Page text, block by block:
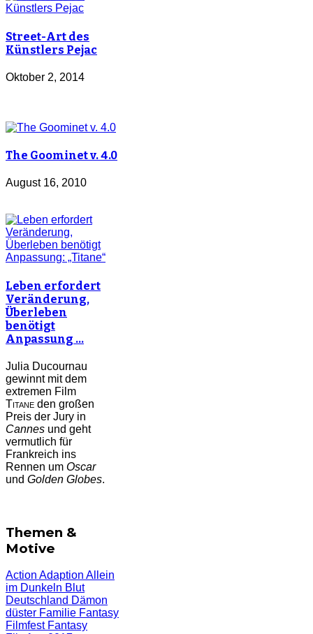
Street-Art des
Künstlers Pejac
Oktober 2, 2014
The Goominet v. 4.0
August 16, 2010
Leben erfordert
Veränderung,
Überleben
benötigt
Anpassung …
Julia Ducournau
gewinnt mit dem
extremen Film
Titane den großen
Preis der Jury in
Cannes und geht
vermutlich für
Frankreich ins
Rennen um Oscar
und Golden Globes.
Themen &
Motive
Action Adaption Allein
im Dunkeln Blut
Deutschland Dämon
düster Familie Fantasy
Filmfest Fantasy